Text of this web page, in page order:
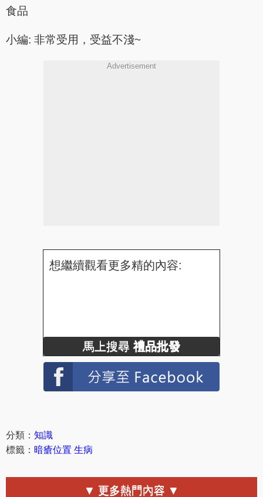
食品
小編: 非常受用，受益不淺~
Advertisement
想繼續觀看更多精的內容:
馬上搜尋禮品批發
分類： 知識
標籤： 暗瘡位置 生病
▼ 更多熱門內容 ▼